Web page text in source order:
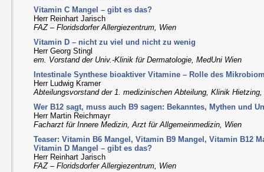
Vitamin C Mangel – gibt es das?
Herr Reinhart Jarisch
FAZ – Floridsdorfer Allergiezentrum, Wien
Vitamin D – nicht zu viel und nicht zu wenig
Herr Georg Stingl
em. Vorstand der Univ.-Klinik für Dermatologie, MedUni Wien
Intestinale Synthese bioaktiver Vitamine – Rolle des
Herr Ludwig Kramer
Abteilungsvorstand der 1. medizinischen Abteilung, Klinik Hietzing,
Wer B12 sagt, muss auch B9 sagen: Bekanntes, Mythen und
Herr Martin Reichmayr
Facharzt für Innere Medizin, Arzt für Allgemeinmedizin, Wien
Teaser: Vitamin B6 Mangel, Vitamin B9 Mangel, Vitamin B12
Vitamin D Mangel – gibt es das?
Herr Reinhart Jarisch
FAZ – Floridsdorfer Allergiezentrum, Wien